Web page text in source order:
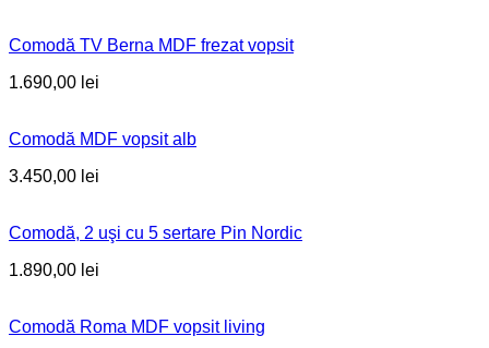
Comodă TV Berna MDF frezat vopsit
1.690,00 lei
Comodă MDF vopsit alb
3.450,00 lei
Comodă, 2 uşi cu 5 sertare Pin Nordic
1.890,00 lei
Comodă Roma MDF vopsit living